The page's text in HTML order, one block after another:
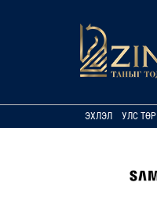
ЭХЛЭЛ УЛС ТӨР